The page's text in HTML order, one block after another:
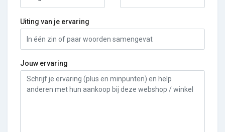
Uiting van je ervaring
Jouw ervaring